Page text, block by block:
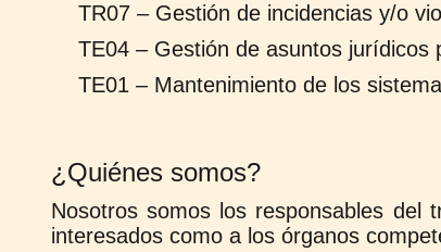
TR07 – Gestión de incidencias y/o
TE04 – Gestión de asuntos jurídicos
TE01 – Mantenimiento de los
¿Quiénes somos?
Nosotros somos los responsables
interesados como a los órganos